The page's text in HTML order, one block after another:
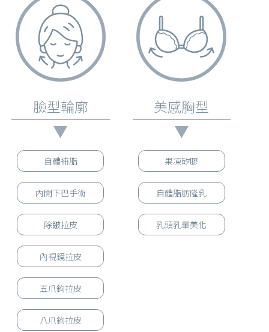
臉型輪廓
自體補脂
內開下巴手術
除皺拉皮
內視鏡拉皮
五爪鉤拉皮
八爪鉤拉皮
美感胸型
果凍矽膠
自體脂肪隆乳
乳頭乳暈美化